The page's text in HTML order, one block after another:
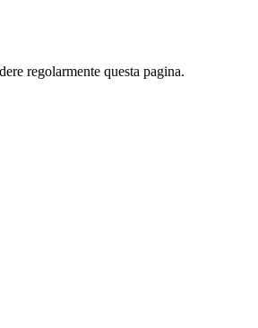
regolarmente questa pagina.